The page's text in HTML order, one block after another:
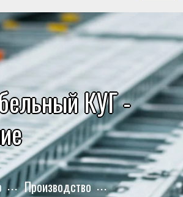
КУГ -
Производство